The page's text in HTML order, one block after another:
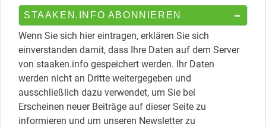
STAAKEN.INFO ABONNIEREN
Wenn Sie sich hier eintragen, erklären Sie sich
einverstanden damit, dass Ihre Daten auf dem Server
von staaken.info gespeichert werden. Ihr Daten
werden nicht an Dritte weitergegeben und
ausschließlich dazu verwendet, um Sie bei
Erscheinen neuer Beiträge auf dieser Seite zu
informieren und um unseren Newsletter zu